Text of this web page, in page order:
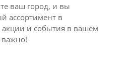
ваш город, и вы
ассортимент в
акции и события в вашем
важно!